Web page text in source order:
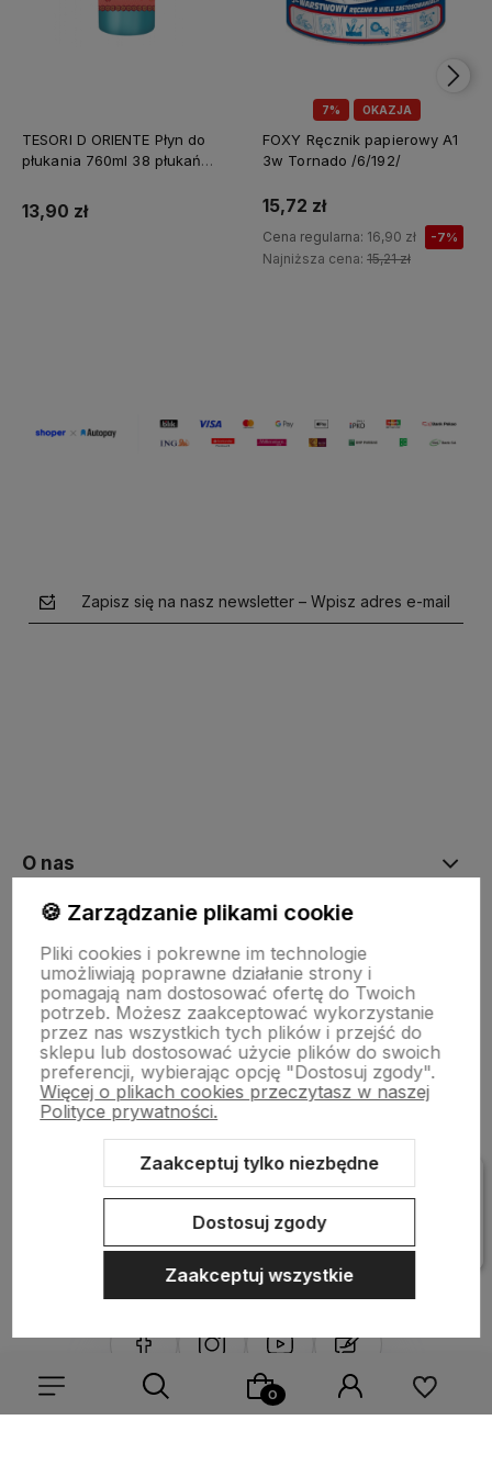
TESORI D ORIENTE Płyn do
płukania 760ml 38 płukań
13,90 zł
7% OKAZJA
FOXY Ręcznik papierowy A1
3w Tornado /6/192/
15,72 zł
Cena regularna: 16,90 zł -7%
Najniższa cena: 15,21 zł
Zapisz się na nasz newsletter – Wpisz adres e-mail
O nas
Bestsellery
Płatności i dostawa
Szablon Shoper Modern 3.0™
🍪 Zarządzanie plikami cookie
Pliki cookies i pokrewne im technologie
umożliwiają poprawne działanie strony i
pomagają nam dostosować ofertę do Twoich
potrzeb. Możesz zaakceptować wykorzystanie
przez nas wszystkich tych plików i przejść do
sklepu lub dostosować użycie plików do swoich
preferencji, wybierając opcję "Dostosuj zgody".
Więcej o plikach cookies przeczytasz w naszej
Polityce prywatności.
Zaakceptuj tylko niezbędne
Dostosuj zgody
Zaakceptuj wszystkie